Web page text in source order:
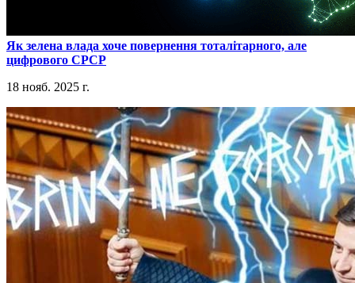
​Як зелена влада хоче повернення тоталітарного, але
цифрового СРСР
18 нояб. 2025 г.